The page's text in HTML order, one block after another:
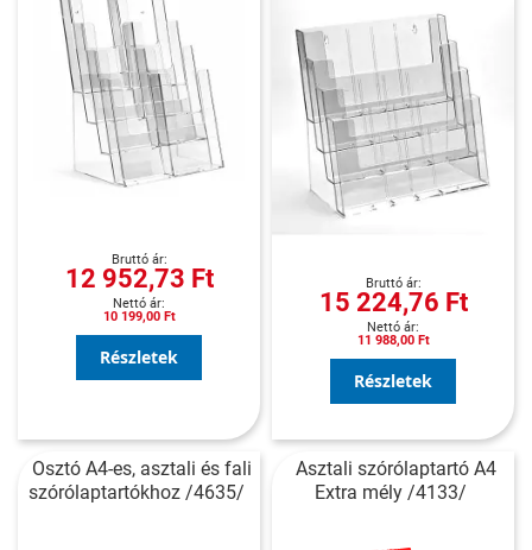
12 952,73 Ft
10 199,00 Ft
Részletek
15 224,76 Ft
11 988,00 Ft
Részletek
Osztó A4-es, asztali és fali
szórólaptartókhoz /4635/
Asztali szórólaptartó A4
Extra mély /4133/